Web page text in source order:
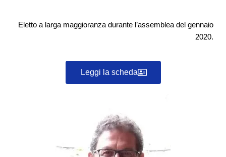
Eletto a larga maggioranza durante l’assemblea del gennaio
2020.
Leggi la scheda